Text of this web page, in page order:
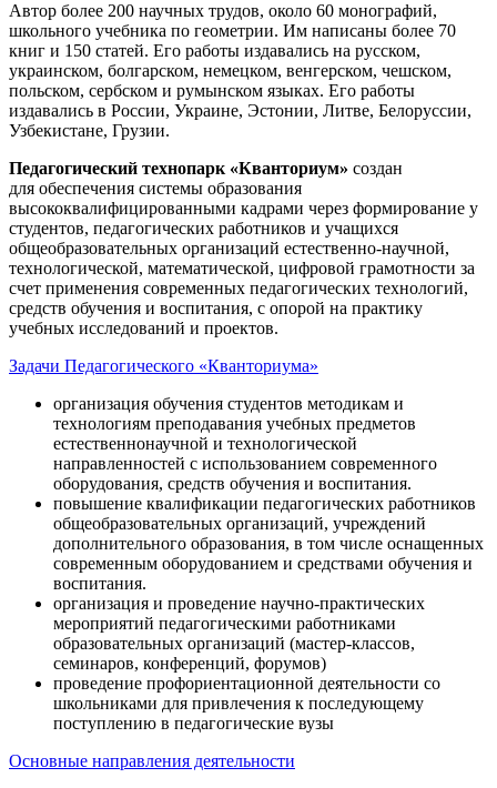
Автор более 200 научных трудов, около 60 монографий,
школьного учебника по геометрии. Им написаны более 70
книг и 150 статей. Его работы издавались на русском,
украинском, болгарском, немецком, венгерском, чешском,
польском, сербском и румынском языках. Его работы
издавались в России, Украине, Эстонии, Литве, Белоруссии,
Узбекистане, Грузии.
Педагогический технопарк «Кванториум» создан
для обеспечения системы образования
высококвалифицированными кадрами через формирование у
студентов, педагогических работников и учащихся
общеобразовательных организаций естественно-научной,
технологической, математической, цифровой грамотности за
счет применения современных педагогических технологий,
средств обучения и воспитания, с опорой на практику
учебных исследований и проектов.
Задачи Педагогического «Кванториума»
организация обучения студентов методикам и
технологиям преподавания учебных предметов
естественнонаучной и технологической
направленностей с использованием современного
оборудования, средств обучения и воспитания.
повышение квалификации педагогических работников
общеобразовательных организаций, учреждений
дополнительного образования, в том числе оснащенных
современным оборудованием и средствами обучения и
воспитания.
организация и проведение научно-практических
мероприятий педагогическими работниками
образовательных организаций (мастер-классов,
семинаров, конференций, форумов)
проведение профориентационной деятельности со
школьниками для привлечения к последующему
поступлению в педагогические вузы
Основные направления деятельности